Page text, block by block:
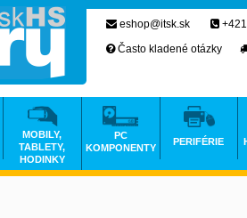
eshop@itsk.sk
Často kladené otázky
MOBILY,
TABLETY,
HODINKY
PC
KOMPONENTY
PERIFÉRIE